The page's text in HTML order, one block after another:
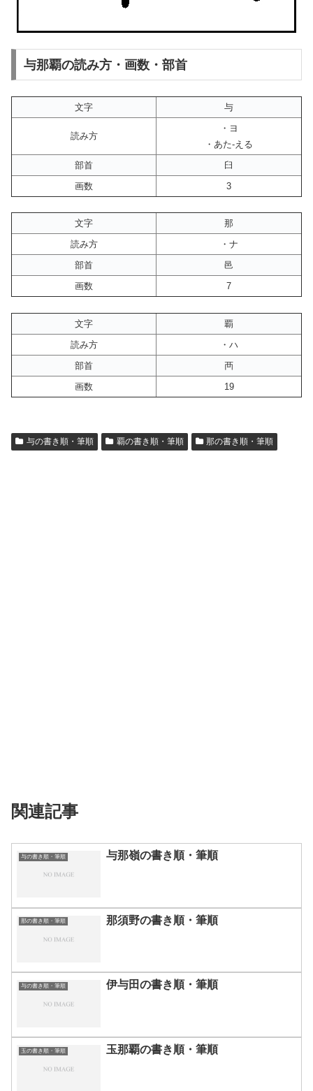
与那覇の読み方・画数・部首
文字 与
読み方
・ヨ
・あた-える
部首
臼
画数
3
文字
那
読み方
・ナ
部首
邑
画数
7
文字
覇
読み方
・ハ
部首
襾
画数
19
与の書き順・筆順 覇の書き順・筆順 那の書き順・筆順
関連記事
与の書き順・筆順 与那嶺の書き順・筆順
那の書き順・筆順 那須野の書き順・筆順
与の書き順・筆順 伊与田の書き順・筆順
玉の書き順・筆順 玉那覇の書き順・筆順